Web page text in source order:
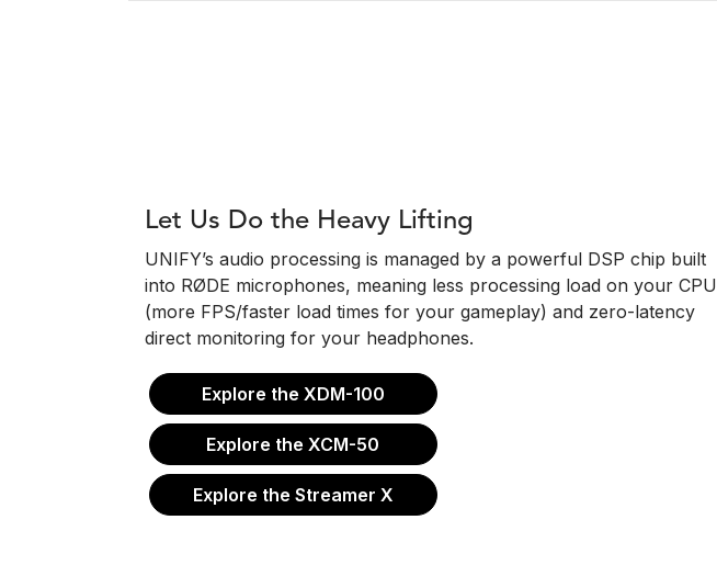
Let Us Do the Heavy Lifting
UNIFY’s audio processing is managed by a powerful DSP chip built
into RØDE microphones, meaning less processing load on your CPU
(more FPS/faster load times for your gameplay) and zero-latency
direct monitoring for your headphones.
Explore the XDM-100
Explore the XCM-50
Explore the Streamer X